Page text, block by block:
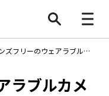
ズフリーのウェアラブルカ
ラブルカメ